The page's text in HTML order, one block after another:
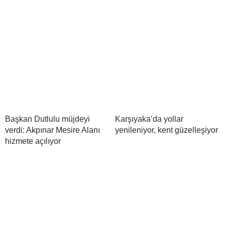
Başkan Dutlulu müjdeyi
verdi: Akpınar Mesire Alanı
hizmete açılıyor
Karşıyaka’da yollar
yenileniyor, kent güzelleşiyor